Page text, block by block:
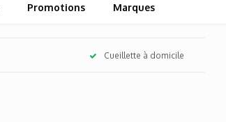
Promotions Marques
Cueillette à domicile